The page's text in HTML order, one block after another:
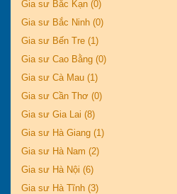
Gia sư Bắc Kạn (0)
Gia sư Bắc Ninh (0)
Gia sư Bến Tre (1)
Gia sư Cao Bằng (0)
Gia sư Cà Mau (1)
Gia sư Cần Thơ (0)
Gia sư Gia Lai (8)
Gia sư Hà Giang (1)
Gia sư Hà Nam (2)
Gia sư Hà Nội (6)
Gia sư Hà Tĩnh (3)